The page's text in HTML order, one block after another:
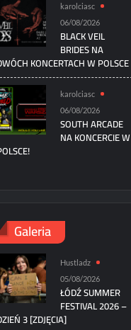
karolciasc
06/08/2026
BLACK VEIL
BRIDES NA
KONCERTACH W POLSCE
karolciasc
06/08/2026
SOUTH ARCADE
NA KONCERCIE W
Galeria
Hustladz
05/08/2026
ŁÓDŹ SUMMER
FESTIVAL 2026 –
3 [ZDJĘCIA]